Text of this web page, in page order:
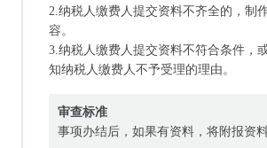
2.纳税人缴费人提交资料不齐全的，制
容。
3.纳税人缴费人提交资料不符合条件，
知纳税人缴费人不予受理的理由。
审查标准
事项办结后，如果有资料，将附报资